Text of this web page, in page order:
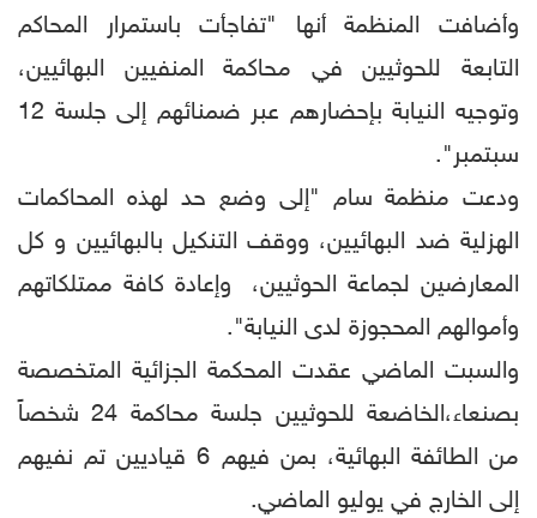
وأضافت المنظمة أنها "تفاجأت باستمرار المحاكم
التابعة للحوثيين في محاكمة المنفيين البهائيين،
وتوجيه النيابة بإحضارهم عبر ضمنائهم إلى جلسة 12
سبتمبر".
ودعت منظمة سام "إلى وضع حد لهذه المحاكمات
الهزلية ضد البهائيين، ووقف التنكيل بالبهائيين و كل
المعارضين لجماعة الحوثيين، وإعادة كافة ممتلكاتهم
وأموالهم المحجوزة لدى النيابة".
والسبت الماضي عقدت المحكمة الجزائية المتخصصة
بصنعاء،الخاضعة للحوثيين جلسة محاكمة 24 شخصاً
من الطائفة البهائية، بمن فيهم 6 قياديين تم نفيهم
إلى الخارج في يوليو الماضي.